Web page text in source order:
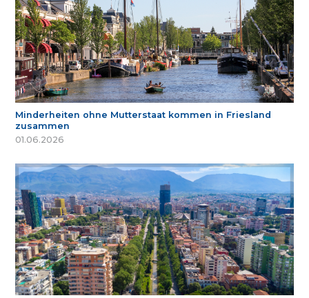
Minderheiten ohne Mutterstaat kommen in Friesland
zusammen
01.06.2026